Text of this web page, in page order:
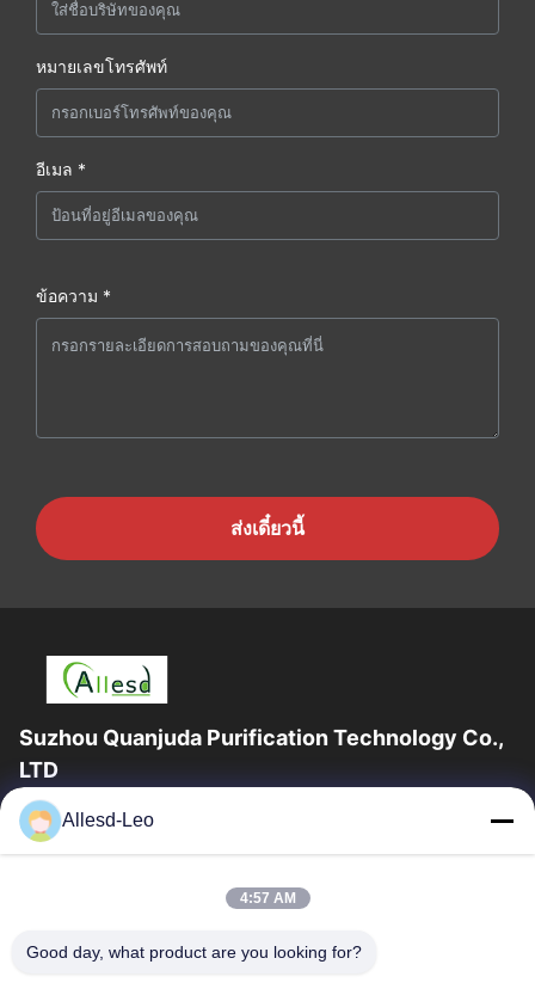
หมายเลขโทรศัพท์
อีเมล *
ข้อความ *
ส่งเดี๋ยวนี้
Suzhou Quanjuda Purification Technology Co.,
LTD
ประสบการณ์ 16 ปี ในฐานะผู้ผลิตและผู้ส่งออกผลิตภัณฑ์ ESD &
Cleanroom ชั้นนำ เราขอเสนออุปกรณ์และวัสดุสิ้นเปลือง ESD &
บ้าน
สินค้า
Allesd-Leo
4:57 AM
Good day, what product are you looking for?